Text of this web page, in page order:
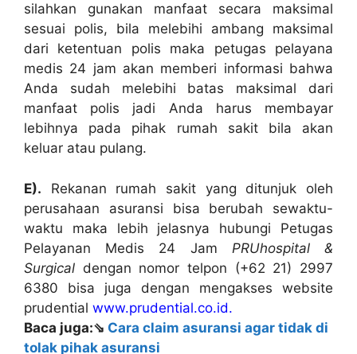
silahkan gunakan manfaat secara maksimal
sesuai polis, bila melebihi ambang maksimal
dari ketentuan polis maka petugas pelayana
medis 24 jam akan memberi informasi bahwa
Anda sudah melebihi batas maksimal dari
manfaat polis jadi Anda harus membayar
lebihnya pada pihak rumah sakit bila akan
keluar atau pulang.
E). Rekanan rumah sakit yang ditunjuk oleh
perusahaan asuransi bisa berubah sewaktu-
waktu maka lebih jelasnya hubungi Petugas
Pelayanan Medis 24 Jam PRUhospital &
Surgical dengan nomor telpon (+62 21) 2997
6380 bisa juga dengan mengakses website
prudential www.prudential.co.id.
Baca juga:⇘ Cara claim asuransi agar tidak di
tolak pihak asuransi